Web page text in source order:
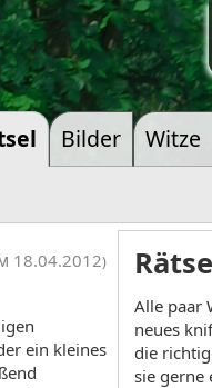
Bilder
Witze
Alle paar
neues
die
sie gerne
18.04.2012)
ein kleines